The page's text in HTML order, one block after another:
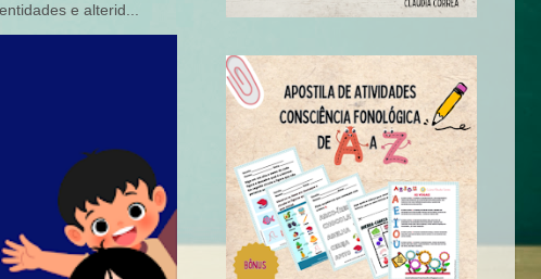
e alterid...